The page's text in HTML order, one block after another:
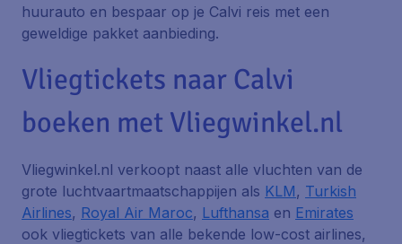
huurauto en bespaar op je Calvi reis met een
geweldige pakket aanbieding.
Vliegtickets naar Calvi
boeken met Vliegwinkel.nl
Vliegwinkel.nl verkoopt naast alle vluchten van de
grote luchtvaartmaatschappijen als KLM, Turkish
Airlines, Royal Air Maroc, Lufthansa en Emirates
ook vliegtickets van alle bekende low-cost airlines,